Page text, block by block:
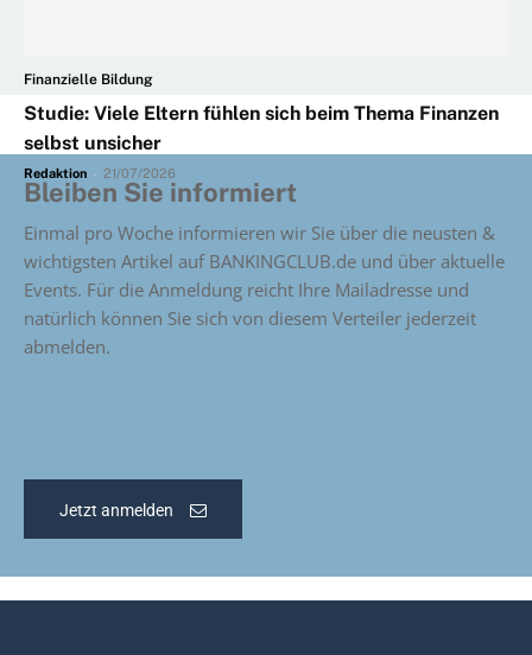
Finanzielle Bildung
Studie: Viele Eltern fühlen sich beim Thema Finanzen
selbst unsicher
Redaktion - 21/07/2026
Bleiben Sie informiert
Einmal pro Woche informieren wir Sie über die neusten &
wichtigsten Artikel auf BANKINGCLUB.de und über aktuelle
Events. Für die Anmeldung reicht Ihre Mailadresse und
natürlich können Sie sich von diesem Verteiler jederzeit
abmelden.
Jetzt anmelden